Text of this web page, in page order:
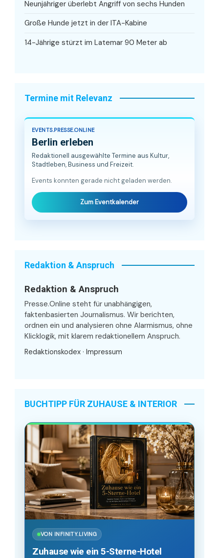
Neunjähriger überlebt Angriff von sechs Hunden
Große Hunde jetzt in der ITA-Kabine
14-Jährige stürzt im Latemar 90 Meter ab
Termine mit Relevanz
EVENTS.PRESSE.ONLINE
Berlin erleben
Redaktionell ausgewählte Termine aus Kultur,
Stadtleben, Business und Freizeit.
Events konnten gerade nicht geladen werden.
Zum Eventkalender
Redaktion & Anspruch
Redaktion & Anspruch
Presse.Online steht für unabhängigen,
faktenbasierten Journalismus. Wir berichten,
ordnen ein und analysieren ohne Alarmismus, ohne
Klicklogik, mit klarem redaktionellem Anspruch.
Redaktionskodex · Impressum
BUCHTIPP FÜR ZUHAUSE & INTERIOR
VON INFINITY.LIVING
Zuhause wie ein 5-Sterne-Hotel